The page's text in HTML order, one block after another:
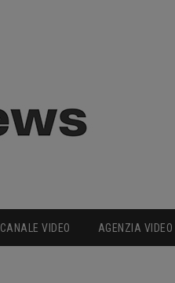
CANALE VIDEO AGENZIA VIDEO